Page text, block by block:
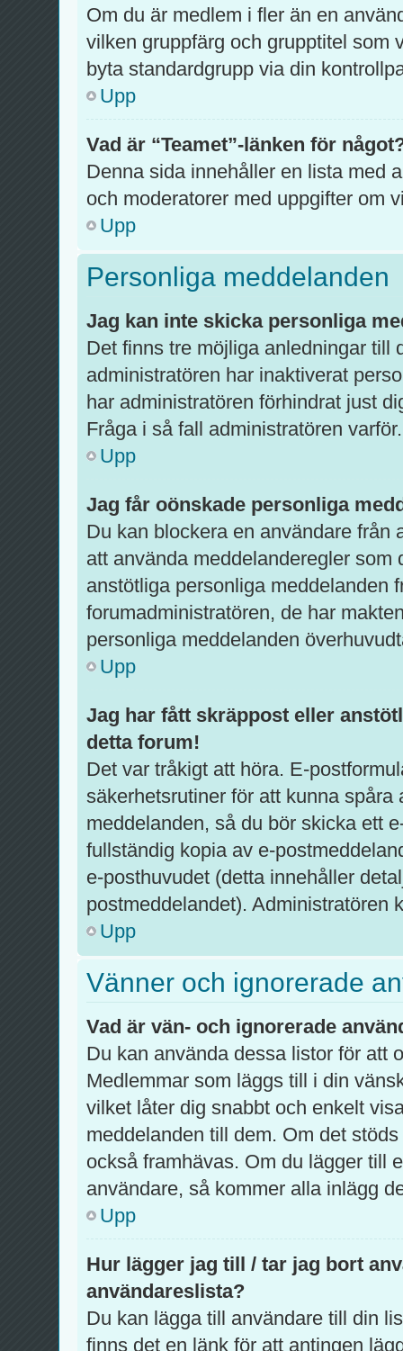
Om du är medlem i fler än en
vilken gruppfärg och grupptitel som
byta standardgrupp via din
Upp
Vad är “Teamet”-länken för
Denna sida innehåller en lista med
och moderatorer med uppgifter om
Upp
Personliga meddelanden
Jag kan inte skicka personliga
Det finns tre möjliga anledningar till
administratören har inaktiverat
har administratören förhindrat just
Fråga i så fall administratören varför.
Upp
Jag får oönskade personliga
Du kan blockera en användare från
att använda meddelanderegler
anstötliga personliga meddelanden
forumadministratören, de har
personliga meddelanden
Upp
Jag har fått skräppost eller
detta forum!
Det var tråkigt att höra. E-
säkerhetsrutiner för att kunna
meddelanden, så du bör skicka ett
fullständig kopia av e-
e-posthuvudet (detta innehåller
postmeddelandet). Administratören
Upp
Vänner och ignorerade
Vad är vän- och ignorerade
Du kan använda dessa listor för att
Medlemmar som läggs till i din
vilket låter dig snabbt och enkelt
meddelanden till dem. Om det
också framhävas. Om du lägger till
användare, så kommer alla inlägg
Upp
Hur lägger jag till / tar jag bort
användareslista?
Du kan lägga till användare till din
finns det en länk för att antingen